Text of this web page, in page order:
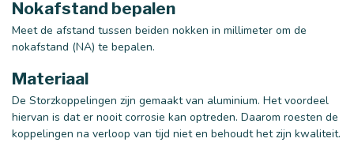
Nokafstand bepalen
Meet de afstand tussen beiden nokken in millimeter om de
nokafstand (NA) te bepalen.
Materiaal
De Storzkoppelingen zijn gemaakt van aluminium. Het voordeel
hiervan is dat er nooit corrosie kan optreden. Daarom roesten de
koppelingen na verloop van tijd niet en behoudt het zijn kwaliteit.